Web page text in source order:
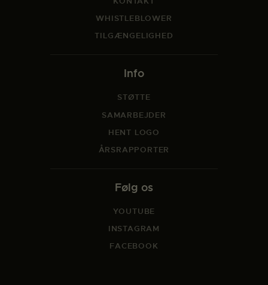
WHISTLEBLOWER
TILGÆNGELIGHED
Info
STØTTE
SAMARBEJDER
HENT LOGO
ÅRSRAPPORTER
Følg os
YOUTUBE
INSTAGRAM
FACEBOOK